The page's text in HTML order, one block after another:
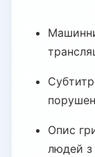
Опис
людей